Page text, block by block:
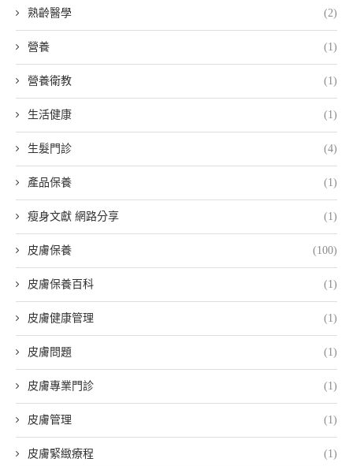
熟齡醫學 (2)
營養 (1)
營養衛教 (1)
生活健康 (1)
生髮門診 (4)
產品保養 (1)
瘦身文獻 網路分享 (1)
皮膚保養 (100)
皮膚保養百科 (1)
皮膚健康管理 (1)
皮膚問題 (1)
皮膚專業門診 (1)
皮膚管理 (1)
皮膚緊緻療程 (1)